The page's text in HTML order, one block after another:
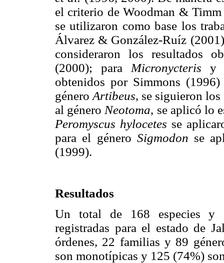
el criterio de Woodman &
se utilizaron como base los
Álvarez & González-Ruíz
consideraron los resultados
(2000); para Micronycteris
obtenidos por Simmons
género Artibeus, se siguieron
al género Neotoma, se aplicó lo
Peromyscus hylocetes se
para el género Sigmodon se
(1999).
Resultados
Un total de 168 especies y
registradas para el estado de
órdenes, 22 familias y 89
son monotípicas y 125 (74%)